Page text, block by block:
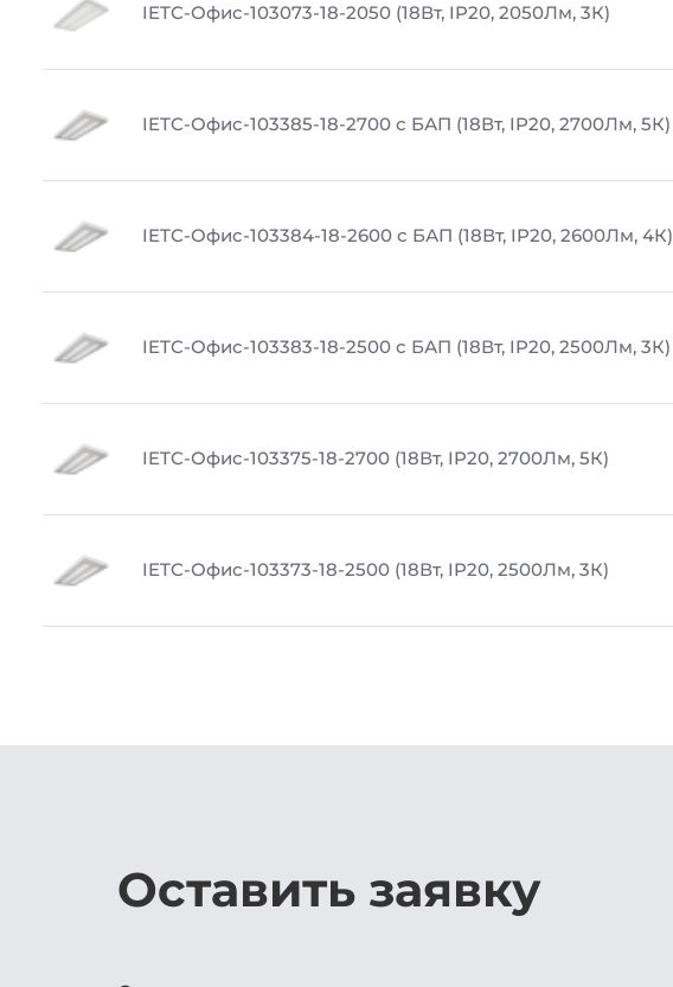
IETC-Офис-103073-18-2050 (18Вт, IP20, 2050Лм, 3К)
IETC-Офис-103385-18-2700 с БАП (18Вт, IP20, 2700Лм, 5К)
IETC-Офис-103384-18-2600 с БАП (18Вт, IP20, 2600Лм, 4К)
IETC-Офис-103383-18-2500 с БАП (18Вт, IP20, 2500Лм, 3К)
IETC-Офис-103375-18-2700 (18Вт, IP20, 2700Лм, 5К)
IETC-Офис-103373-18-2500 (18Вт, IP20, 2500Лм, 3К)
Оставить заявку